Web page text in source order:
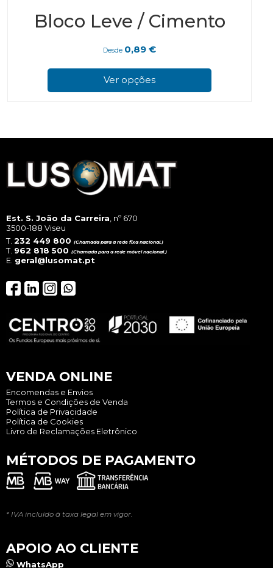
Bloco Leve / Cimento
Desde 0,89€
Ver opções
Est. S. João da Carreira, nº 670
3500-188 Viseu
T. 232 449 800 (Chamada para a rede fixa nacional.)
T. 962 818 500 (Chamada para a rede móvel nacional.)
E. geral@lusomat.pt
VENDA ONLINE
Encomendas e Envios
Termos e Condições de Venda
Política de Privacidade
Política de Cookies
Livro de Reclamações Eletrônico
MÉTODOS DE PAGAMENTO
* IVA incluído à taxa legal em vigor.
APOIO AO CLIENTE
WhatsApp